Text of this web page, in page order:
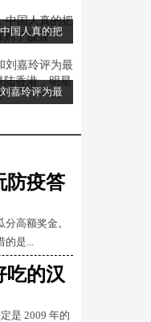
国人真的把
嘉玲评为最
防疫答
高额奖金。
的是...
吃的汉
是 2009 年的